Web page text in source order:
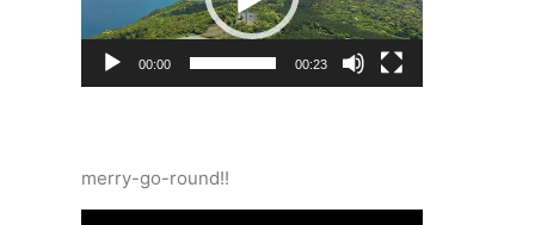
ヤ
00:00 00:23
merry-go-round!!